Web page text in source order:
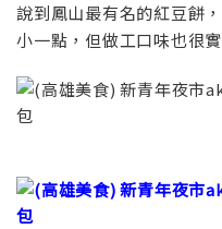
說到鳳山最有名的紅豆餅
小一點，但做工口味也很實